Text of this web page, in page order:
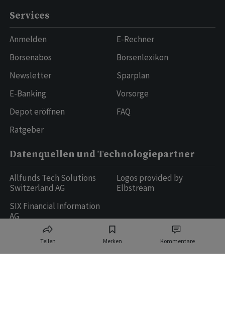
Teilen Merken Kommentare
Services
Anmelden
Börsenabos
Newsletter
E-Banking
Depot eröffnen
Ratgeber
E-Rechner
Börsenlexikon
Sparplan
Vorsorge
FAQ
Datenquellen und Technologiepartner
Allfunds Tech Solutions
Switzerland AG
SIX Financial Information
AG
Logos provided by
Elbstream
Ringier AG | Ringier Medien Schweiz